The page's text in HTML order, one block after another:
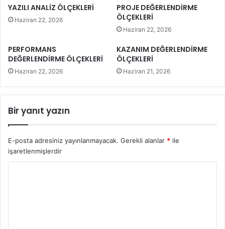
YAZILI ANALİZ ÖLÇEKLERİ
Haziran 22, 2026
PROJE DEĞERLENDİRME
ÖLÇEKLERİ
Haziran 22, 2026
PERFORMANS
DEĞERLENDİRME ÖLÇEKLERİ
Haziran 22, 2026
KAZANIM DEĞERLENDİRME
ÖLÇEKLERİ
Haziran 21, 2026
Bir yanıt yazın
E-posta adresiniz yayınlanmayacak. Gerekli alanlar * ile
işaretlenmişlerdir